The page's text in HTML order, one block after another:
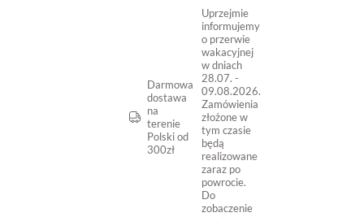
Darmowa
dostawa
na
terenie
Polski od
300zł
Uprzejmie
informujemy
o przerwie
wakacyjnej
w dniach
28.07. -
09.08.2026.
Zamówienia
złożone w
tym czasie
będą
realizowane
zaraz po
powrocie.
Do
zobaczenie